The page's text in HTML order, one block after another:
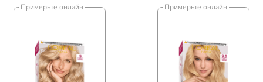
Примерьте онлайн Примерьте онлайн